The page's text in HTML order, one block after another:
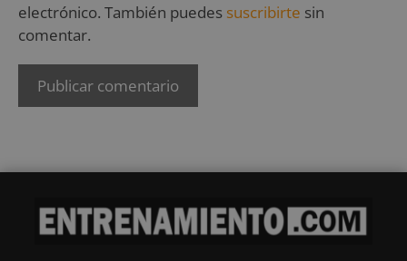
electrónico. También puedes suscribirte sin
comentar.